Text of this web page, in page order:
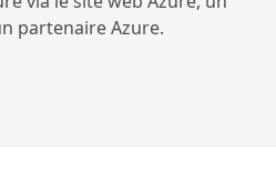
partenaire Azure.